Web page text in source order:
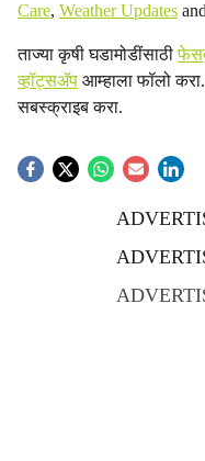
Care, Weather Updates and
ताज्या कृषी घडामोडींसाठी
व्हॉट्सॲप आम्हाला फॉलो
सबस्क्राइब करा.